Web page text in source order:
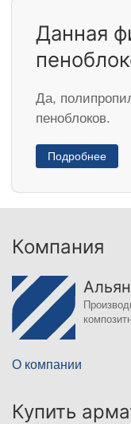
Данная
Да,
пеноблоков.
Подробнее
Компания
О компании
Купить